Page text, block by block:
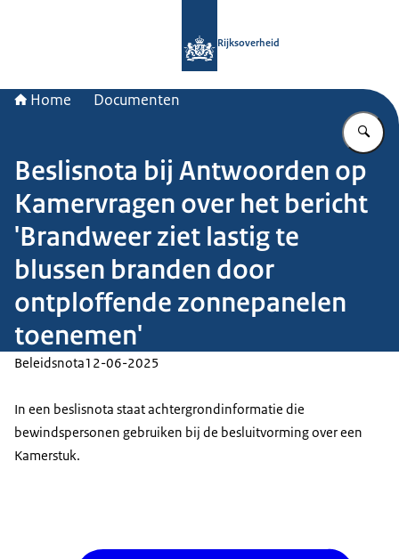
Rijksoverheid
Home Documenten
Beslisnota bij Antwoorden op
Kamervragen over het bericht
'Brandweer ziet lastig te
blussen branden door
ontploffende zonnepanelen
toenemen'
Beleidsnota12-06-2025
In een beslisnota staat achtergrondinformatie die
bewindspersonen gebruiken bij de besluitvorming over een
Kamerstuk.